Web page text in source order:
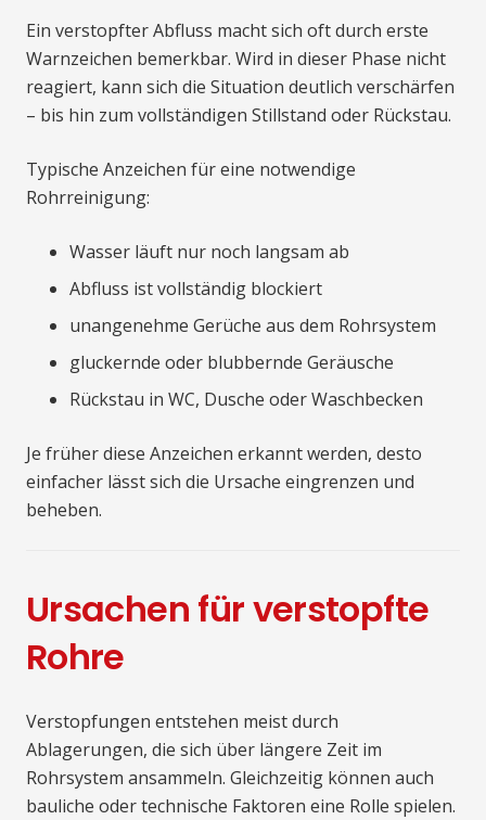
Ein verstopfter Abfluss macht sich oft durch erste
Warnzeichen bemerkbar. Wird in dieser Phase nicht
reagiert, kann sich die Situation deutlich verschärfen
– bis hin zum vollständigen Stillstand oder Rückstau.
Typische Anzeichen für eine notwendige
Rohrreinigung:
Wasser läuft nur noch langsam ab
Abfluss ist vollständig blockiert
unangenehme Gerüche aus dem Rohrsystem
gluckernde oder blubbernde Geräusche
Rückstau in WC, Dusche oder Waschbecken
Je früher diese Anzeichen erkannt werden, desto
einfacher lässt sich die Ursache eingrenzen und
beheben.
Ursachen für verstopfte
Rohre
Verstopfungen entstehen meist durch
Ablagerungen, die sich über längere Zeit im
Rohrsystem ansammeln. Gleichzeitig können auch
bauliche oder technische Faktoren eine Rolle spielen.